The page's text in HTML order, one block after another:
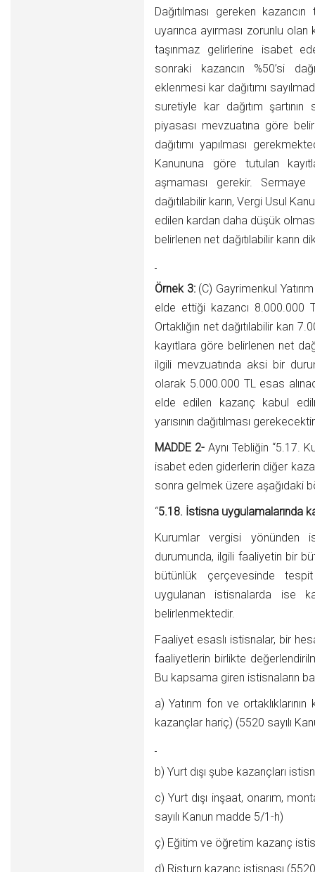
Dağıtılması gereken
uyarınca ayırması zorunlu
taşınmaz gelirlerine isabet
sonraki kazancın %50’si
eklenmesi kar dağıtımı
suretiyle kar dağıtım
piyasası mevzuatına göre
dağıtımı yapılması
Kanununa göre tutulan
aşmaması gerekir.
dağıtılabilir karın, Vergi Usul
edilen kardan daha düşük
belirlenen net dağıtılabilir karın
Örnek 3:(C) Gayrimenkul Yatırım
elde ettiği kazancı 8.000.000
Ortaklığın net dağıtılabilir karı
kayıtlara göre belirlenen net
ilgili mevzuatında aksi bir
olarak 5.000.000 TL esas
elde edilen kazanç kabul
yarısının dağıtılması
MADDE 2- Aynı Tebliğin “5.17.
isabet eden giderlerin diğer
sonra gelmek üzere aşağıdaki
“5.18. İstisna uygulamalarında
Kurumlar vergisi yönünden
durumunda, ilgili faaliyetin bir
bütünlük çerçevesinde
uygulanan istisnalarda ise
belirlenmektedir.
Faaliyet esaslı istisnalar, bir
faaliyetlerin birlikte
Bu kapsama giren istisnaların
a) Yatırım fon ve
kazançlar hariç) (5520 sayılı
b) Yurt dışı şube kazançları
c) Yurt dışı inşaat, onarım,
sayılı Kanun madde 5/1-h)
ç) Eğitim ve öğretim kazanç
d) Risturn kazanç istisnası